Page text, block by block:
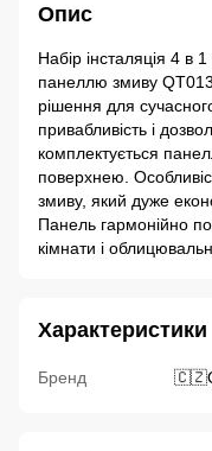
Опис
Набір інсталяція 4 в
панеллю змиву
рішення для
привабливість і
комплектується
поверхнею.
змиву, який дуже
Панель гармонійно
кімнати і
Характеристики
Бренд